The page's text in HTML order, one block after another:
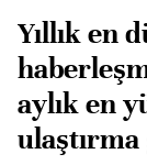
Yıllık en
aylık en